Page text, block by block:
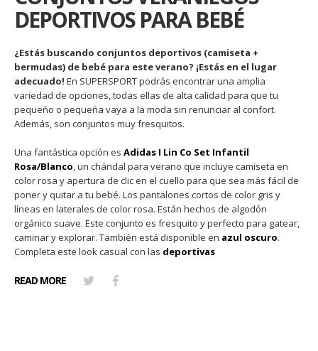
DEPORTIVOS PARA BEBÉ
¿Estás buscando conjuntos deportivos (camiseta +
bermudas) de bebé para este verano? ¡Estás en el lugar
adecuado! En SUPERSPORT podrás encontrar una amplia
variedad de opciones, todas ellas de alta calidad para que tu
pequeño o pequeña vaya a la moda sin renunciar al confort.
Además, son conjuntos muy fresquitos.
Una fantástica opción es Adidas I Lin Co Set Infantil
Rosa/Blanco, un chándal para verano que incluye camiseta en
color rosa y apertura de clic en el cuello para que sea más fácil de
poner y quitar a tu bebé. Los pantalones cortos de color gris y
líneas en laterales de color rosa. Están hechos de algodón
orgánico suave. Este conjunto es fresquito y perfecto para gatear,
caminar y explorar. También está disponible en azul oscuro.
Completa este look casual con las deportivas
READ MORE